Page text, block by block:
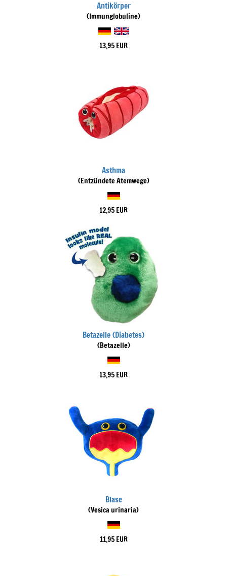
Antikörper
(Immunglobuline)
13,95 EUR
Asthma
(Entzündete Atemwege)
12,95 EUR
Betazelle (Diabetes)
(Betazelle)
13,95 EUR
Blase
(Vesica urinaria)
11,95 EUR